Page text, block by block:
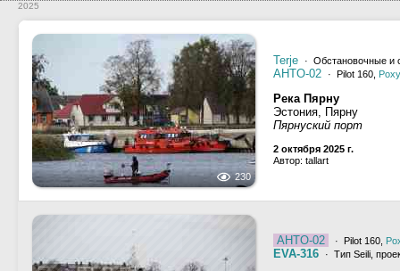
2025
230
Terje · Обстановочные и
AHTO-02 · Pilot 160,
Река Пярну
Эстония, Пярну
Пярнуский порт
2 октября 2025 г.
Автор: tallart
AHTO-02 · Pilot 160,
EVA-316 · Тип Seili,